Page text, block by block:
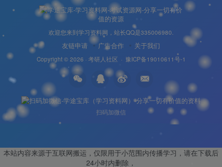
欢迎您来到学习资料网，站长QQ是335006980.
友链申请 广告合作 关于我们
Copyright © 2026 · 考研人社区 · 豫ICP备19010611号-1
扫码加微信
本站内容来源于互联网搬运，仅限用于小范围内传播学习，请在下载后
24小时内删除，